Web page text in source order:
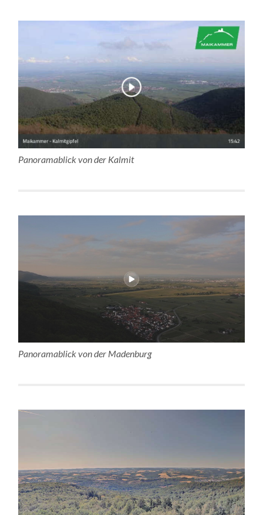
Panoramablick von der Kalmit
Panoramablick von der Madenburg